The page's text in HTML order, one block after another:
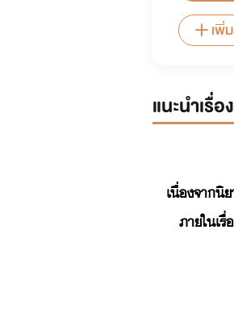
เพิ่
แนะนำเรื่อง
เนื่องจากนิ
ภายในเ